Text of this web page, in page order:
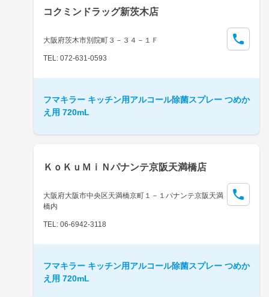
コクミンドラッグ新茨木店
大阪府茨木市別院町３－３４－１Ｆ
TEL: 072-631-0593
フマキラー キッチン用アルコール除菌スプレー つめか
え用 720mL
ＫｏＫｕＭｉＮパナンテ京阪天満橋店
大阪府大阪市中央区天満橋京町１－１パナンテ京阪天満
橋内
TEL: 06-6942-3118
フマキラー キッチン用アルコール除菌スプレー つめか
え用 720mL